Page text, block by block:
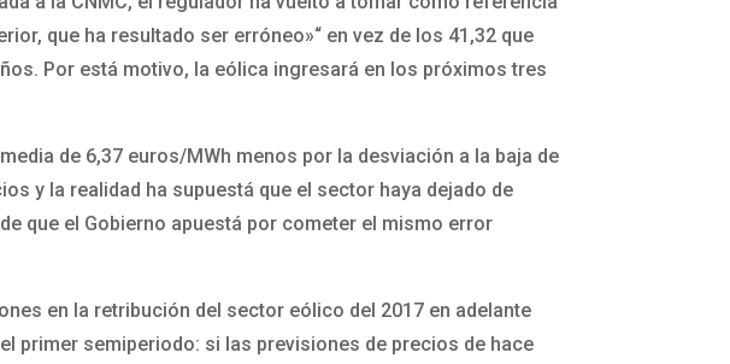
que ha resultado ser erróneo»“ en vez de los 41,32 que
Por está motivo, la eólica ingresará en los próximos tres
de 6,37 euros/MWh menos por la desviación a la baja de
y la realidad ha supuestá que el sector haya dejado de
que el Gobierno apuestá por cometer el mismo error
en la retribución del sector eólico del 2017 en adelante
primer semiperiodo: si las previsiones de precios de hace